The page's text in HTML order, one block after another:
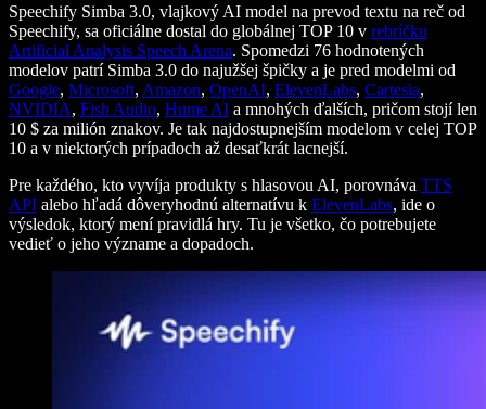
Speechify Simba 3.0, vlajkový AI model na prevod textu na reč od
Speechify, sa oficiálne dostal do globálnej TOP 10 v rebríčku
Artificial Analysis Speech Arena. Spomedzi 76 hodnotených
modelov patrí Simba 3.0 do najužšej špičky a je pred modelmi od
Google, Microsoft, Amazon, OpenAI, ElevenLabs, Cartesia,
NVIDIA, Fish Audio, Hume AI a mnohých ďalších, pričom stojí len
10 $ za milión znakov. Je tak najdostupnejším modelom v celej TOP
10 a v niektorých prípadoch až desaťkrát lacnejší.
Pre každého, kto vyvíja produkty s hlasovou AI, porovnáva TTS
API alebo hľadá dôveryhodnú alternatívu k ElevenLabs, ide o
výsledok, ktorý mení pravidlá hry. Tu je všetko, čo potrebujete
vedieť o jeho význame a dopadoch.